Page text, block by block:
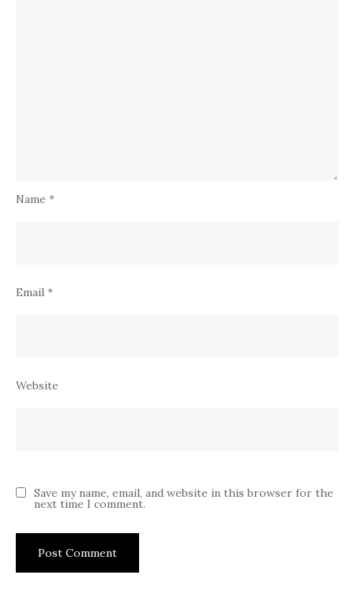
Name *
Email *
Website
Save my name, email, and website in this browser for the
next time I comment.